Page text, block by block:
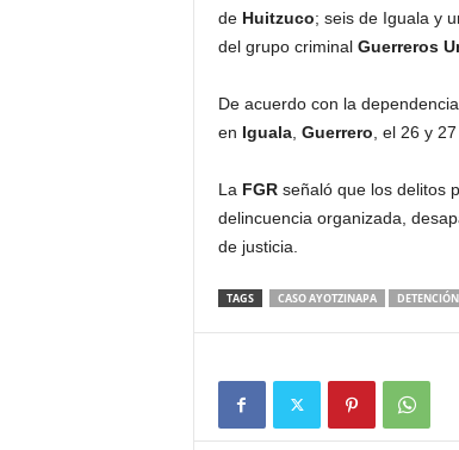
de Huitzuco; seis de Iguala y
del grupo criminal Guerreros
De acuerdo con la
en Iguala, Guerrero , el 26 y
La FGRseñaló que los delitos
delincuencia organizada,
de justicia.
TAGS CASO AYOTZINAPA DETENCIÓN